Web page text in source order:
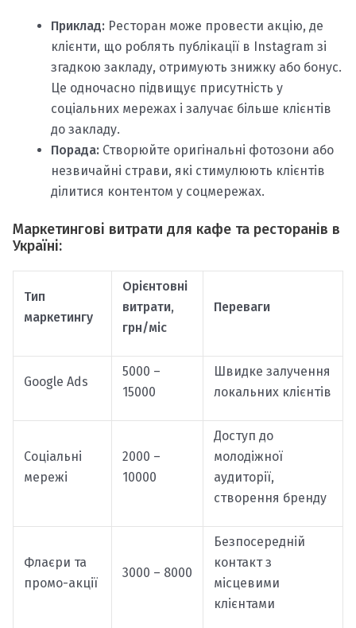
Приклад: Ресторан може провести акцію, де
клієнти, що роблять публікації в Instagram зі
згадкою закладу, отримують знижку або бонус.
Це одночасно підвищує присутність у
соціальних мережах і залучає більше клієнтів
до закладу.
Порада: Створюйте оригінальні фотозони або
незвичайні страви, які стимулюють клієнтів
ділитися контентом у соцмережах.
Маркетингові витрати для кафе та ресторанів в
Україні:
Тип
маркетингу
Орієнтовні
витрати,
грн/міс
Переваги
Google Ads
5000 –
15000
Швидке залучення
локальних клієнтів
Соціальні
мережі
2000 –
10000
Доступ до
молодіжної
аудиторії,
створення бренду
Флаєри та
промо-акції
3000 – 8000
Безпосередній
контакт з
місцевими
клієнтами